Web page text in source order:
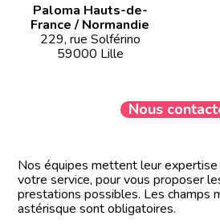
Paloma Hauts-de-
France / Normandie
229, rue Solférino
59000 Lille
Nous
Nos équipes mettent leur
votre service, pour vous proposer
prestations possibles. Les champs
astérisque sont obligatoires.